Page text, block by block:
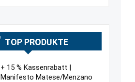
TOP PRODUKTE
+ 15 % Kassenrabatt |
Manifesto Matese/Menzano